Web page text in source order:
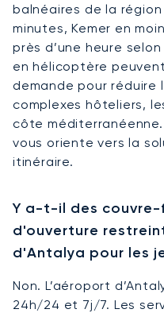
balnéaires de la
minutes, Kemer en
près d’une heure
en hélicoptère
demande pour
complexes hôteliers,
côte
vous oriente vers la
itinéraire.
Y a-t-il des couvre-
d'ouverture
d'Antalya pour les
Non. L’aéroport
24h/24 et 7j/7. Les